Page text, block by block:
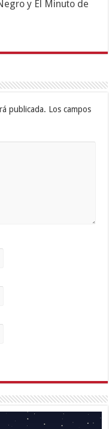
y El Minuto de
publicada. Los campos